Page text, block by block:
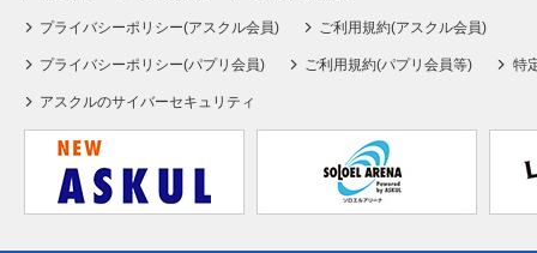
プライバシーポリシー(アスクル会員) ご利用規約(アスクル会員)
プライバシーポリシー(パプリ会員) ご利用規約(パプリ会員等) 特
アスクルのサイバーセキュリティ